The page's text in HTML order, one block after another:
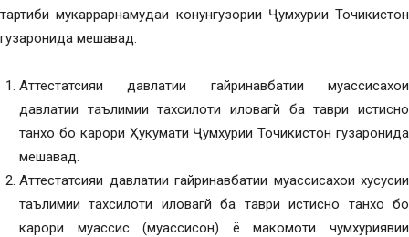
тартиби мукаррарнамудаи конунгузории Ҷумхурии Точикистон
гузаронида мешавад.
Аттестатсияи давлатии гайринавбатии муассисахои
давлатии таълимии тахсилоти иловагй ба таври истисно
танхо бо карори Ҳукумати Ҷумхурии Точикистон гузаронида
мешавад.
Аттестатсияи давлатии гайринавбатии муассисахои хусусии
таълимии тахсилоти иловагй ба таври истисно танхо бо
карори муассис (муассисон) ё макомоти чумхуриявии